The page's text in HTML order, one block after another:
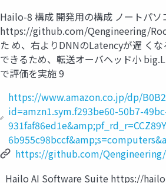
Hailo-8 構成 開発用の構成 ノートパ
https://github.com/Qengineering/
た め、右よりDNNのLatencyが遅 く
できるため、転送オーバヘッド小
で評価を実施 9
https://www.amazon.co.jp/dp/
id=amzn1.sym.f293be60-50b7-
https://github.com/
Hailo AI Software Suite https://